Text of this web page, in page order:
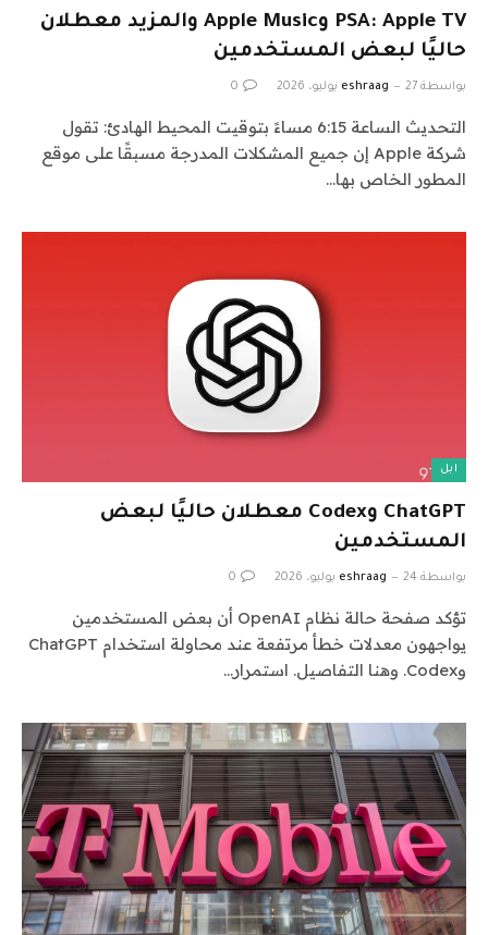
PSA: Apple TV وApple Music والمزيد معطلان
حاليًا لبعض المستخدمين
بواسطة eshraag 27 يوليو، 2026 0
التحديث الساعة 6:15 مساءً بتوقيت المحيط الهادئ: تقول
شركة Apple إن جميع المشكلات المدرجة مسبقًا على موقع
المطور الخاص بها…
ابل
ChatGPT وCodex معطلان حاليًا لبعض
المستخدمين
بواسطة eshraag 24 يوليو، 2026 0
تؤكد صفحة حالة نظام OpenAI أن بعض المستخدمين
يواجهون معدلات خطأ مرتفعة عند محاولة استخدام ChatGPT
وCodex. وهنا التفاصيل. استمرار…